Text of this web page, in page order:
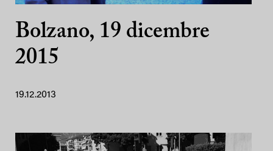
Bolzano, 19 dicembre
2015
19.12.2013